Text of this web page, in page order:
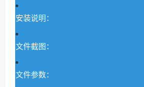
安装说明：
文件截图：
文件参数：